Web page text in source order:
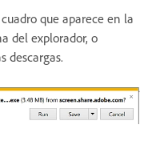
que aparece en la
del explorador, o
descargas.